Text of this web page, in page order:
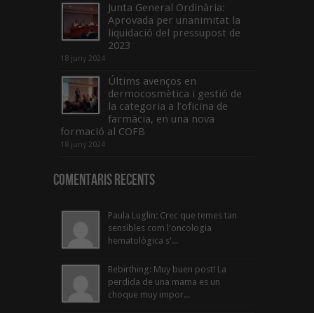
Junta General Ordinària:
Aprovada per unanimitat la
liquidació del pressupost de
2023
18 juny 2024
Últims avenços en
dermocosmètica i gestió de
la categoria a l’oficina de
farmàcia, en una nova
formació al COFB
18 juny 2024
Comentaris Recents
Paula Luglin: Crec que temes tan
sensibles com l'oncologia
hematològica s'...
Rebirthing: Muy buen post! La
perdida de una mama es un
choque muy impor...